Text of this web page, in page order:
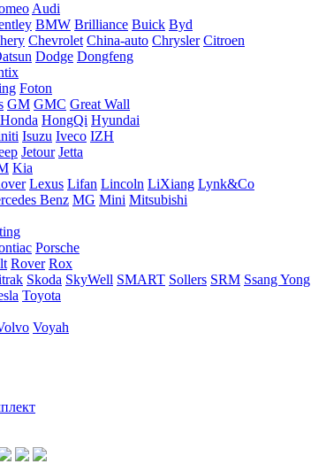
Audi
BMW Brilliance Buick Byd
Chevrolet China-auto Chrysler Citroen
Dodge Dongfeng
Foton
GM GMC Great Wall
Honda HongQi Hyundai
Isuzu Iveco IZH
Jetour Jetta
Kia
Lexus Lifan Lincoln LiXiang Lynk&Co
Benz MG Mini Mitsubishi
Porsche
Rover Rox
Skoda SkyWell SMART Sollers SRM Ssang Yong
Toyota
Voyah